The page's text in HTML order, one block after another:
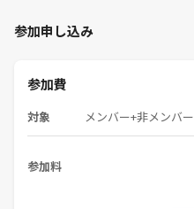
参加申し込み
参加費
対象 メンバー+非メンバー
参加料